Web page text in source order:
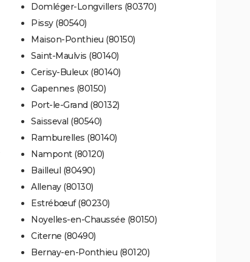
Domléger-Longvillers (80370)
Pissy (80540)
Maison-Ponthieu (80150)
Saint-Maulvis (80140)
Cerisy-Buleux (80140)
Gapennes (80150)
Port-le-Grand (80132)
Saisseval (80540)
Ramburelles (80140)
Nampont (80120)
Bailleul (80490)
Allenay (80130)
Estrébœuf (80230)
Noyelles-en-Chaussée (80150)
Citerne (80490)
Bernay-en-Ponthieu (80120)